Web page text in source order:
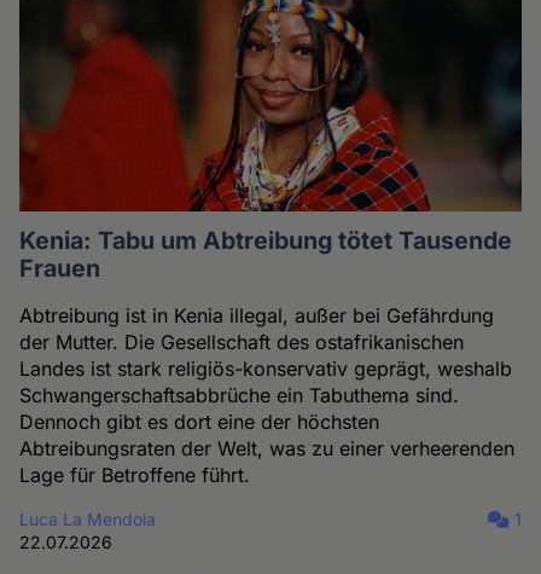
Kenia: Tabu um Abtreibung tötet Tausende
Frauen
Abtreibung ist in Kenia illegal, außer bei Gefährdung
der Mutter. Die Gesellschaft des ostafrikanischen
Landes ist stark religiös-konservativ geprägt, weshalb
Schwangerschaftsabbrüche ein Tabuthema sind.
Dennoch gibt es dort eine der höchsten
Abtreibungsraten der Welt, was zu einer verheerenden
Lage für Betroffene führt.
Luca La Mendola
22.07.2026
1